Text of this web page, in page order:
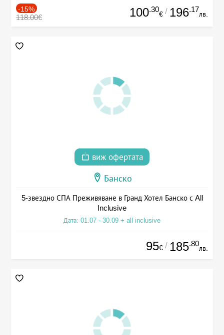
-15%
118.00€ 100.30
€ / 196.17
лв.
виж офертата
Банско
5-звездно СПА Преживяване в Гранд Хотел Банско с All
Inclusive
Дата: 01.07 - 30.09 + all inclusive
95€ / 185.80
лв.